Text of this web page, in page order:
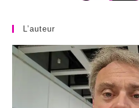
L’auteur